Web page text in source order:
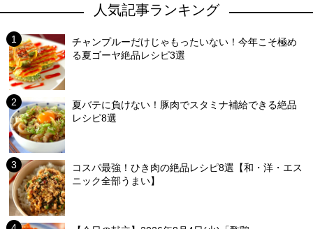
人気記事ランキング
チャンプルーだけじゃもったいない！今年こそ極め
る夏ゴーヤ絶品レシピ3選
夏バテに負けない！豚肉でスタミナ補給できる絶品
レシピ8選
コスパ最強！ひき肉の絶品レシピ8選【和・洋・エス
ニック全部うまい】